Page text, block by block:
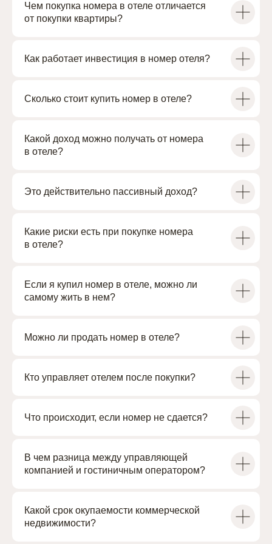
Чем покупка номера в отеле отличается
от покупки квартиры?
Как работает инвестиция в номер отеля?
Сколько стоит купить номер в отеле?
Какой доход можно получать от номера
в отеле?
Это действительно пассивный доход?
Какие риски есть при покупке номера
в отеле?
Если я купил номер в отеле, можно ли
самому жить в нем?
Можно ли продать номер в отеле?
Кто управляет отелем после покупки?
Что происходит, если номер не сдается?
В чем разница между управляющей
компанией и гостиничным оператором?
Какой срок окупаемости коммерческой
недвижимости?
ИМЕНИТЫХ РАНТЬЕ»
+7
данных в соответствии с
персональных данных
Проекты О группе компаний Работа с ОКН
Дубай
Гостиничный операторБрокерамБлог
Сведения на сайте носят информационный характер.
Представленные на сайте изображения носят предварительный